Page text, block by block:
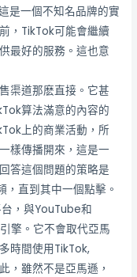
是一個不知名品牌的實
，TikTok可能會繼續
最好的服務。這也意
渠道那麽直接。它甚
算法滿意的內容的
上的商業活動，所
樣傳播開來，這是一
答這個問題的策略是
直到其中一個點擊。
，與YouTube和
擎。它不會取代亞馬
時間使用TikTok,
，雖然不是亞馬遜，